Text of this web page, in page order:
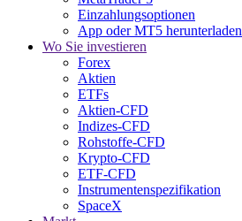
Einzahlungsoptionen
App oder MT5 herunterladen
Wo Sie investieren
Forex
Aktien
ETFs
Aktien-CFD
Indizes-CFD
Rohstoffe-CFD
Krypto-CFD
ETF-CFD
Instrumentenspezifikation
SpaceX